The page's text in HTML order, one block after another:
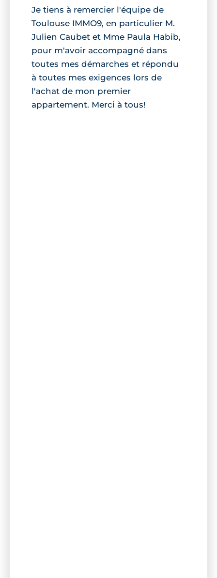
Je tiens à remercier l'équipe de
Toulouse IMMO9, en particulier M.
Julien Caubet et Mme Paula Habib,
pour m'avoir accompagné dans
toutes mes démarches et répondu
à toutes mes exigences lors de
l'achat de mon premier
appartement. Merci à tous!